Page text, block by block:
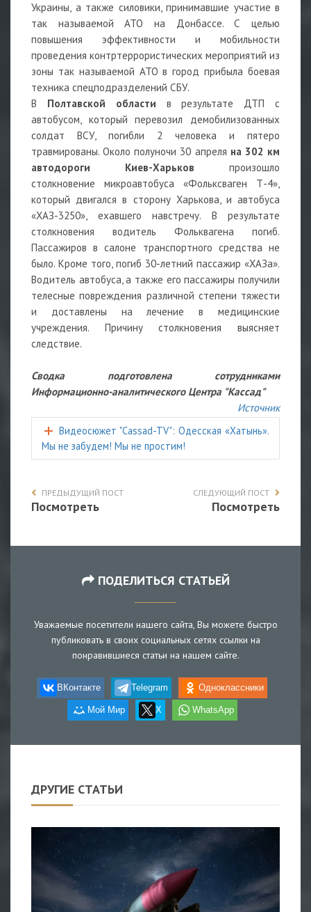
Украины, а также силовики, принимавшие участие в
так называемой АТО на Донбассе. С целью
повышения эффективности и мобильности
проведения контртеррористических мероприятий из
зоны так называемой АТО в город прибыла боевая
техника спецподразделений СБУ.
В Полтавской области в результате ДТП с
автобусом, который перевозил демобилизованных
солдат ВСУ, погибли 2 человека и пятеро
травмированы. Около полуночи 30 апреля на 302 км
автодороги Киев-Харьков произошло
столкновение микроавтобуса «Фольксваген Т-4»,
который двигался в сторону Харькова, и автобуса
«ХАЗ-3250», ехавшего навстречу. В результате
столкновения водитель Фольквагена погиб.
Пассажиров в салоне транспортного средства не
было. Кроме того, погиб 30-летний пассажир «ХАЗа».
Водитель автобуса, а также его пассажиры получили
телесные повреждения различной степени тяжести
и доставлены на лечение в медицинские
учреждения. Причину столкновения выясняет
следствие.
Сводка подготовлена сотрудниками
Информационно-аналитического Центра "Кассад"
Источник
Видеосюжет "Cassad-TV": Одесская «Хатынь».
Мы не забудем! Мы не простим!
ПРЕДЫДУЩИЙ ПОСТ
Посмотреть
СЛЕДУЮЩИЙ ПОСТ
Посмотреть
ПОДЕЛИТЬСЯ СТАТЬЕЙ
Уважаемые посетители нашего сайта, Вы можете быстро
публиковать в своих социальных сетях ссылки на
понравившиеся статьи на нашем сайте.
ВКонтакте Telegram Одноклассники
Мой Мир X WhatsApp
ДРУГИЕ СТАТЬИ